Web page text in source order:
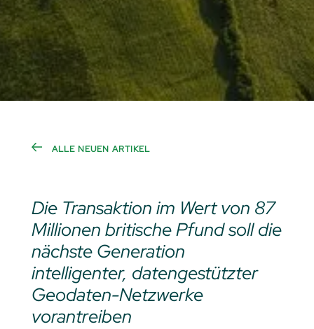
ALLE NEUEN ARTIKEL
Die Transaktion im Wert von 87
Millionen britische Pfund soll die
nächste Generation
intelligenter, datengestützter
Geodaten-Netzwerke
vorantreiben